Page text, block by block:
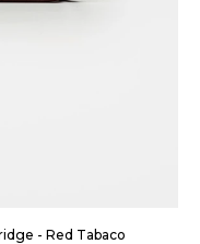
- Red Tabaco